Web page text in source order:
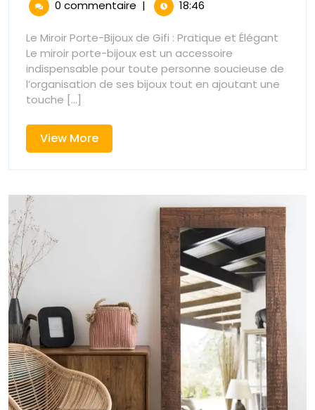
:
le
Gifi
Découvrez
Miroir
Porte-
0 commentaire | 18:46
Le Miroir Porte-Bijoux de Gifi : Pratique et Élégant
Le miroir porte-bijoux est un accessoire
indispensable pour toute personne soucieuse de
l’organisation de ses bijoux tout en ajoutant une
touche [...]
View MoreView
More